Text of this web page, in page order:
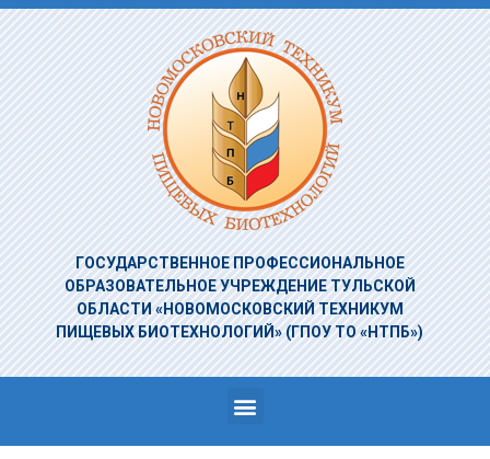
ГОСУДАРСТВЕННОЕ ПРОФЕССИОНАЛЬНОЕ
ОБРАЗОВАТЕЛЬНОЕ УЧРЕЖДЕНИЕТУЛЬСКОЙ
ОБЛАСТИ «НОВОМОСКОВСКИЙ ТЕХНИКУМ
ПИЩЕВЫХ БИОТЕХНОЛОГИЙ» (ГПОУ ТО «НТПБ»)